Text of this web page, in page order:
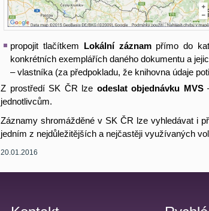
propojit tlačítkem Lokální záznampřímo do
konkrétních exemplářích daného dokumentu a
– vlastníka (za předpokladu, že knihovna údaje
Z prostředí SK ČR lze odeslat objednávku MVS
jednotlivcům.
Záznamy shromážděné v SK ČR lze vyhledávat i
jedním z nejdůležitějších a nejčastěji využívaných
20.01.2016